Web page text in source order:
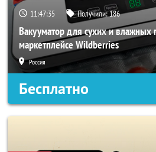
11:47:33 Получили:186
Вакууматор для сухих и влажных
маркетплейсе Wildberries
Россия
Бесплатно